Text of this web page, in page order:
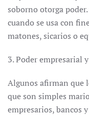
soborno otorga
cuando se usa con
matones, sicarios o
3. Poder empresarial
Algunos afirman que
que son simples
empresarios, bancos